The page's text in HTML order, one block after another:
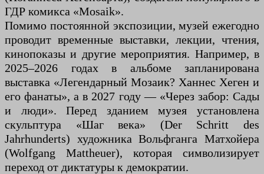
ГДР комикса «Mosaik».
Помимо постоянной экспозиции, музей ежегодно
проводит временные выставки, лекции, чтения,
кинопоказы и другие мероприятия. Например, в
2025–2026 годах в альбоме запланирована
выставка «Легендарный Мозаик? Ханнес Хеген и
его фанаты», а в 2027 году — «Через забор: Сады
и люди». Перед зданием музея установлена ​​
скульптура «Шаг века» (Der Schritt des
Jahrhunderts) художника Вольфганга Матхойера
(Wolfgang Mattheuer), которая символизирует
переход от диктатуры к демократии.